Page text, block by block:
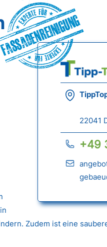
22041
+49
Zudem ist eine